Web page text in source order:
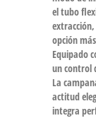
el tubo
extracción,
opción
Equipado
un control
La
actitud
integra